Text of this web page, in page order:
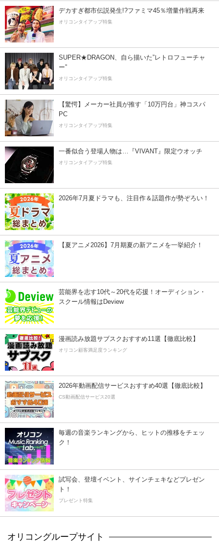
デカすぎ都市伝説発生!?ファミマ45％増量作戦再来
オリコンタイアップ特集
SUPER★DRAGON、自ら描いた”レトロフューチャ
ー”
オリコンタイアップ特集
【驚愕】メーカー社員が推す「10万円台」神コスパ
PC
オリコンタイアップ特集
一番似合う登場人物は…『VIVANT』限定ウオッチ
オリコンタイアップ特集
2026年7月夏ドラマも、注目作＆話題作が勢ぞろい！
【夏アニメ2026】7月期夏の新アニメを一挙紹介！
芸能界を志す10代～20代を応援！オーディション・
スクール情報はDeview
漫画読み放題サブスクおすすめ11選【徹底比較】
オリコン顧客満足度ランキング
2026年動画配信サービスおすすめ40選【徹底比較】
CS動画配信サービス20選
毎週の音楽ランキングから、ヒットの推移をチェッ
ク！
試写会、登壇イベント、サインチェキなどプレゼン
ト！
プレゼント特集
オリコングループサイト